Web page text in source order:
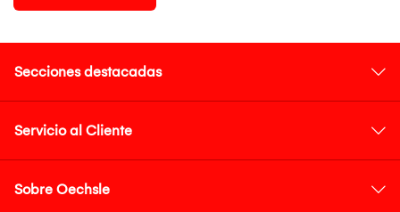
Secciones destacadas
Servicio al Cliente
Sobre Oechsle